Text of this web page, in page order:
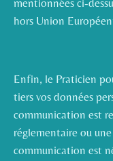
mentionnées ci-
hors Union
Enfin, le Praticien
tiers vos données
communication est
réglementaire ou
communication est